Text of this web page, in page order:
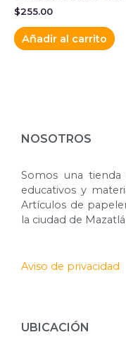
$255.00
Añadir al carrito
NOSOTROS
Somos una tienda
educativos y
Artículos de
la ciudad de
Aviso de privacidad
UBICACIÓN